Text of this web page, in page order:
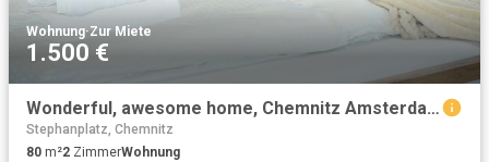
Wohnung·Zur Miete
1.500 €
Wonderful, awesome home, Chemnitz Amsterdam Apartments for Rent
Stephanplatz, Chemnitz
80 m²2 ZimmerWohnung